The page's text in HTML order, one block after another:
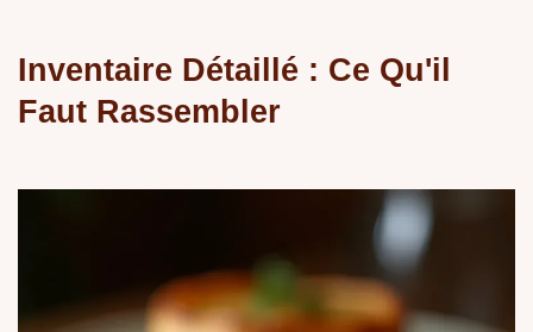
Inventaire Détaillé : Ce Qu'il
Faut Rassembler